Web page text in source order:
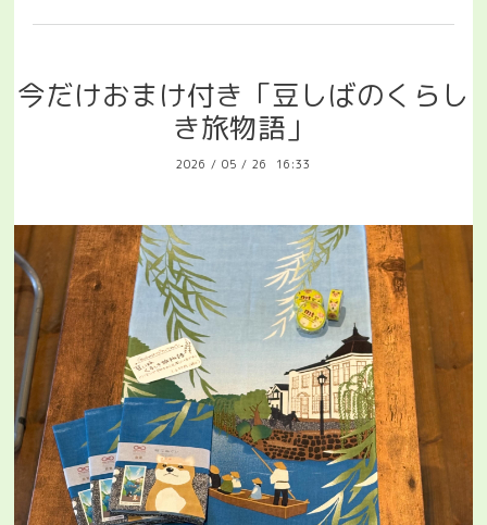
今だけおまけ付き「豆しばのくらし
き旅物語」
2026 / 05 / 26 16:33